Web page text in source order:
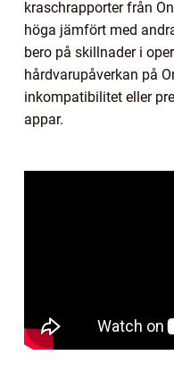
kraschrapporter från
höga jämfört med
bero på skillnader i
hårdvarupåverkan på
inkompatibilitet eller
appar.